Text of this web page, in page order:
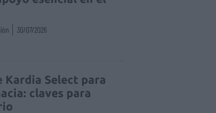
30/07/2026
Kardia Select para
claves para